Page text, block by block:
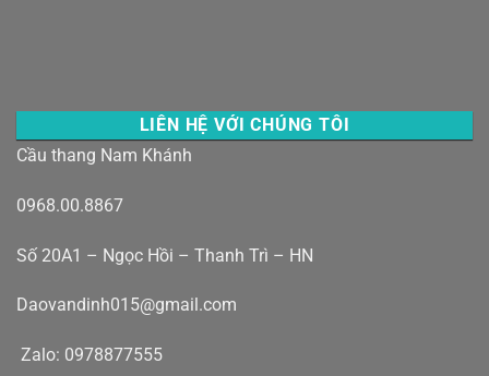
LIÊN HỆ VỚI CHÚNG TÔI
Cầu thang Nam Khánh
0968.00.8867
Số 20A1 – Ngọc Hồi – Thanh Trì – HN
Daovandinh015@gmail.com
Zalo: 0978877555